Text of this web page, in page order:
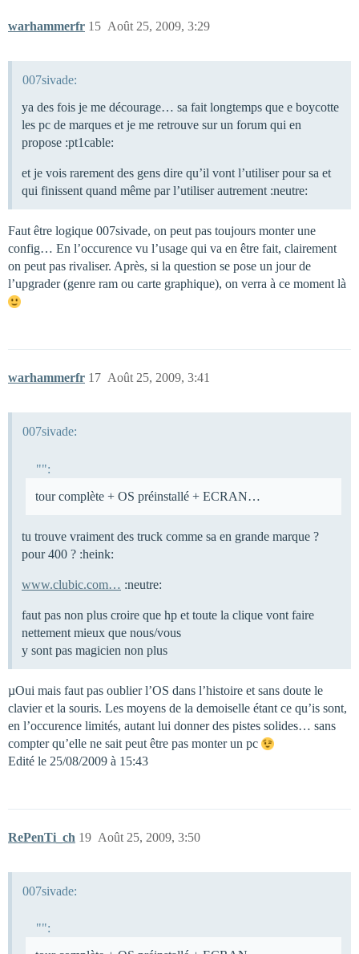
warhammerfr Août 25, 2009, 3:29
15
007sivade:
ya des fois je me décourage… sa fait longtemps que e boycotte
les pc de marques et je me retrouve sur un forum qui en
propose :pt1cable:
et je vois rarement des gens dire qu’il vont l’utiliser pour sa et
qui finissent quand même par l’utiliser autrement :neutre:
Faut être logique 007sivade, on peut pas toujours monter une
config… En l’occurence vu l’usage qui va en être fait, clairement
on peut pas rivaliser. Après, si la question se pose un jour de
l’upgrader (genre ram ou carte graphique), on verra à ce moment là
warhammerfr Août 25, 2009, 3:41
17
007sivade:
"":
tour complète + OS préinstallé + ECRAN…
tu trouve vraiment des truck comme sa en grande marque ?
pour 400 ? :heink:
www.clubic.com… :neutre:
faut pas non plus croire que hp et toute la clique vont faire
nettement mieux que nous/vous
y sont pas magicien non plus
µOui mais faut pas oublier l’OS dans l’histoire et sans doute le
clavier et la souris. Les moyens de la demoiselle étant ce qu’is sont,
en l’occurence limités, autant lui donner des pistes solides… sans
compter qu’elle ne sait peut être pas monter un pc
Edité le 25/08/2009 à 15:43
RePenTi_ch Août 25, 2009, 3:50
19
007sivade:
"":